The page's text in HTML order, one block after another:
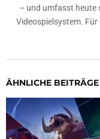
– und umfasst heute
Videospielsystem.
ÄHNLICHE BEITRÄGE